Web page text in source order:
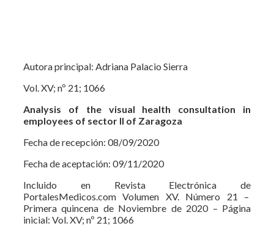
Autora principal: Adriana Palacio Sierra
Vol. XV; nº 21; 1066
Analysis of the visual health consultation in
employees of sector II of Zaragoza
Fecha de recepción: 08/09/2020
Fecha de aceptación: 09/11/2020
Incluido en Revista Electrónica de
PortalesMedicos.com Volumen XV. Número 21 –
Primera quincena de Noviembre de 2020 – Página
inicial: Vol. XV; nº 21; 1066